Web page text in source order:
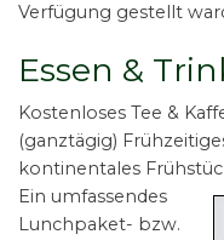
Verfügung gestellt
Essen &
Kostenloses Tee &
(ganztägig)
kontinentales
Ein umfassendes
Lunchpaket- bzw.